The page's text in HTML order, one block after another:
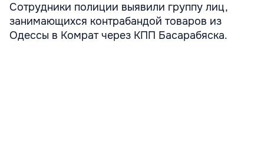
Сотрудники полиции выявили группу лиц,
занимающихся контрабандой товаров из
Одессы в Комрат через КПП Басарабяска.